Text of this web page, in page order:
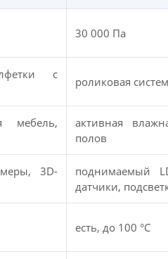
30 000 Па
с
роликовая
мебель,
активная
полов
3D-
поднимаемый
датчики,
есть, до 100 °C